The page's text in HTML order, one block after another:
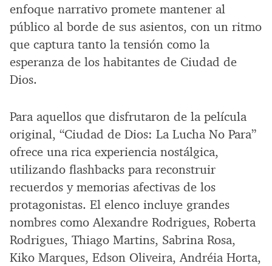
enfoque narrativo promete mantener al
público al borde de sus asientos, con un ritmo
que captura tanto la tensión como la
esperanza de los habitantes de Ciudad de
Dios.
Para aquellos que disfrutaron de la película
original, “Ciudad de Dios: La Lucha No Para”
ofrece una rica experiencia nostálgica,
utilizando flashbacks para reconstruir
recuerdos y memorias afectivas de los
protagonistas. El elenco incluye grandes
nombres como Alexandre Rodrigues, Roberta
Rodrigues, Thiago Martins, Sabrina Rosa,
Kiko Marques, Edson Oliveira, Andréia Horta,